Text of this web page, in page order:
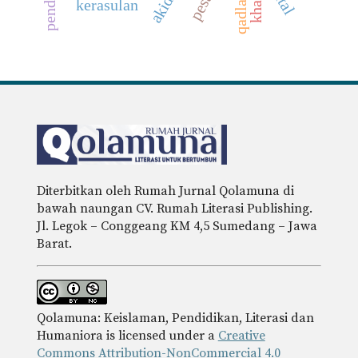
kerasulan
Diterbitkan oleh Rumah Jurnal Qolamuna di
bawah naungan CV. Rumah Literasi Publishing.
Jl. Legok – Conggeang KM 4,5 Sumedang – Jawa
Barat.
Qolamuna: Keislaman, Pendidikan, Literasi dan
Humaniora is licensed under a Creative
Commons Attribution-NonCommercial 4.0